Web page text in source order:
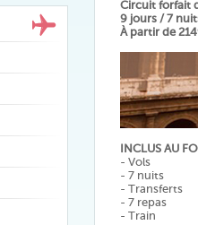
Circuit forfait
9 jours / 7
À partir de
INCLUS AU
- Vols
- 7 nuits
- Transferts
- 7 repas
- Train